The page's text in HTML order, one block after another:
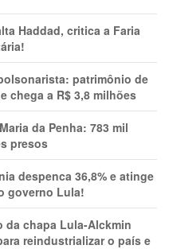
Haddad, critica a Faria
patrimônio de
chega a R$ 3,8 milhões
da Penha: 783 mil
presos
despenca 36,8% e atinge
governo Lula!
da chapa Lula-Alckmin
reindustrializar o país e